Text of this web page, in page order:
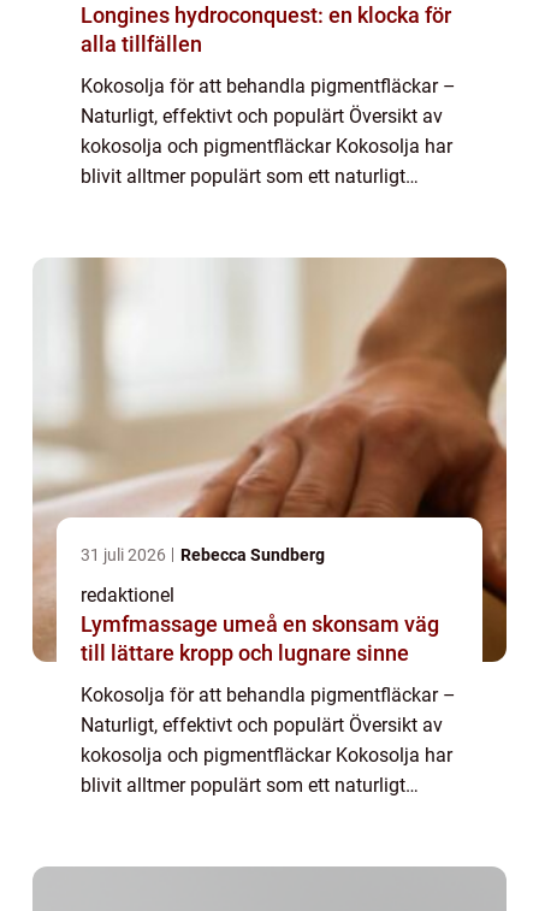
Longines hydroconquest: en klocka för
alla tillfällen
Kokosolja för att behandla pigmentfläckar –
Naturligt, effektivt och populärt Översikt av
kokosolja och pigmentfläckar Kokosolja har
blivit alltmer populärt som ett naturligt
31 juli 2026 Rebecca Sundberg
redaktionel
Lymfmassage umeå en skonsam väg
till lättare kropp och lugnare sinne
Kokosolja för att behandla pigmentfläckar –
Naturligt, effektivt och populärt Översikt av
kokosolja och pigmentfläckar Kokosolja har
blivit alltmer populärt som ett naturligt